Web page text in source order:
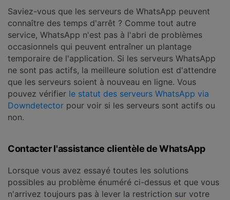
Saviez-vous que les serveurs de WhatsApp peuvent
connaître des temps d'arrêt ? Comme tout autre
service, WhatsApp n'est pas à l'abri de problèmes
occasionnels qui peuvent entraîner un plantage
temporaire de l'application. Si les serveurs WhatsApp
ne sont pas actifs, la meilleure solution est d'attendre
que les serveurs soient à nouveau en ligne. Vous
pouvez vérifier le statut des serveurs WhatsApp via
Downdetector pour voir si les serveurs sont actifs ou
non.
Contacter l'assistance clientèle de WhatsApp
Lorsque vous avez essayé toutes les solutions
possibles au problème énuméré ci-dessus et que vous
n'arrivez toujours pas à lever la restriction sur votre